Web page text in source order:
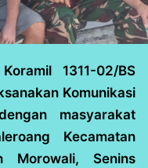
1311-02/BS
Komunikasi
masyarakat
Kecamatan
Morowali, Senins